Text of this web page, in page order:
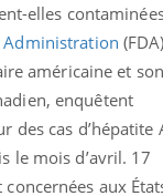
elles
Administration
américaine et son
enquêtent
des cas d’hépatite
le mois d’avril. 17
aux
proche c'est
...